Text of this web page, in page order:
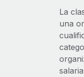
La
una